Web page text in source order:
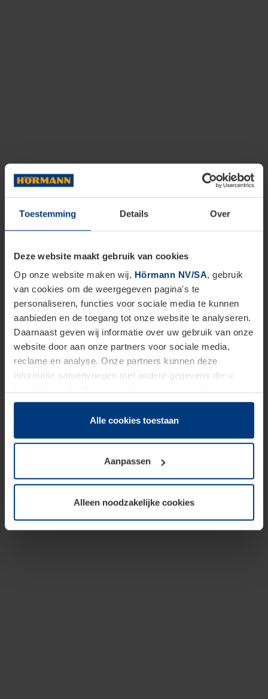
Toestemming Details Over
Deze website maakt gebruik van cookies
Op onze website maken wij, Hörmann NV/SA, gebruik
van cookies om de weergegeven pagina's te
personaliseren, functies voor sociale media te kunnen
aanbieden en de toegang tot onze website te analyseren.
Daarnaast geven wij informatie over uw gebruik van onze
website door aan onze partners voor sociale media,
reclame en analyse. Onze partners kunnen deze
informatie samenvoegen met andere gegevens die u
hun diensten hebben verzameld.
Juridisch hebben wij het recht om cookies op uw
van deze pagina's absoluut vereist is. Voor alle andere
soorten cookies is uw toestemming benodigd. Uw
toestemming kunt u op elk moment bij de uitleg van de
wijzigen of herroepen.
Alle cookies toestaan
Aanpassen
Alleen noodzakelijke cookies